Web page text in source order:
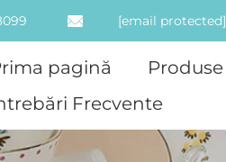
[email protected]
pagină Produse
Frecvente